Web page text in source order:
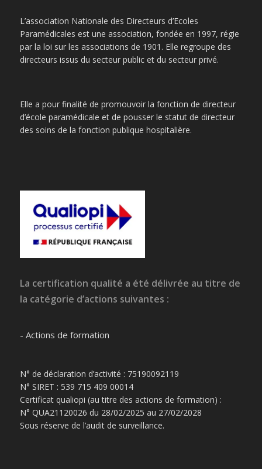
L’association Nationale des Directeurs d’Ecoles
Paramédicales est une association, fondée en 1997, régie
par la loi sur les associations de 1901. Elle regroupe des
directeurs issus du secteur public et du secteur privé.
Elle a pour finalité de promouvoir la fonction de directeur
d’école paramédicale et de pousser le statut de directeur
des soins de la fonction publique hospitalière.
La certification qualité a été délivrée au titre de
la catégorie d’actions suivantes :
- Actions de formation
N° de déclaration d’activité : 75190092119
N° SIRET : 539 715 409 00014
Certificat qualiopi (au titre des actions de formation) :
N° QUA21120026 du 28/02/2025 au 27/02/2028
Sous réserve de l’audit de surveillance.